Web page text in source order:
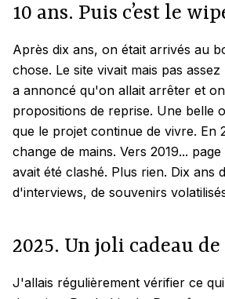
10 ans. Puis c’est le
Après dix ans, on était arrivés au
chose. Le site vivait mais pas
a annoncé qu'on allait arrêter et
propositions de reprise. Une belle
que le projet continue de vivre. En
change de mains. Vers 2019...
avait été clashé. Plus rien. Dix ans
d'interviews, de souvenirs
2025. Un joli cadeau
J'allais régulièrement vérifier ce